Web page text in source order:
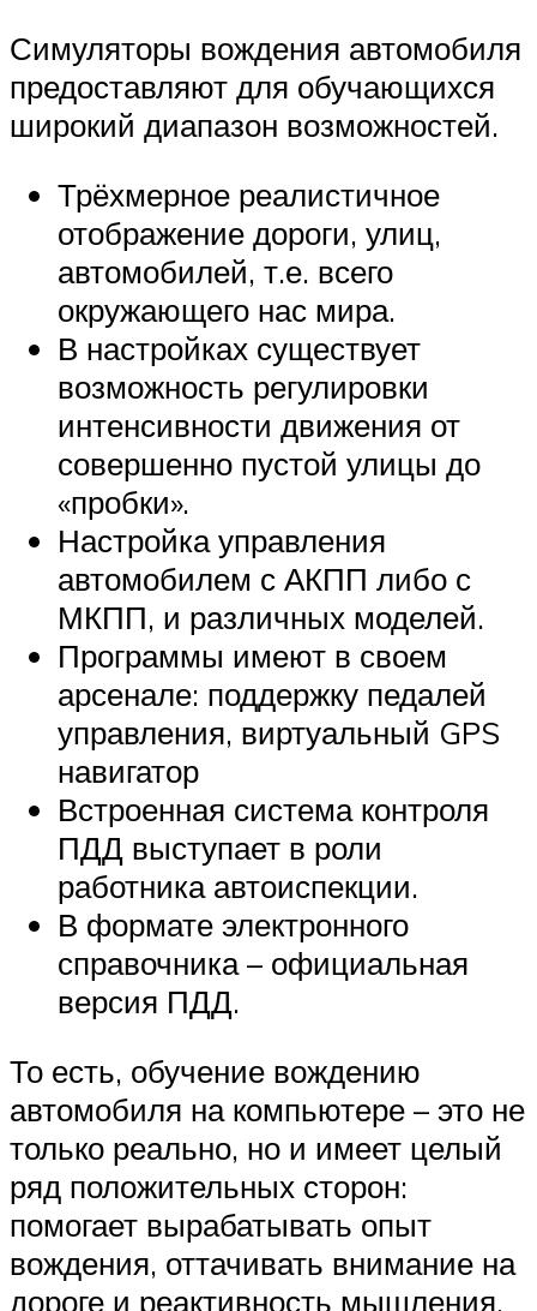
Симуляторы вождения автомобиля
предоставляют для обучающихся
широкий диапазон возможностей.
Трёхмерное реалистичное
отображение дороги, улиц,
автомобилей, т.е. всего
окружающего нас мира.
В настройках существует
возможность регулировки
интенсивности движения от
совершенно пустой улицы до
«пробки».
Настройка управления
автомобилем с АКПП либо с
МКПП, и различных моделей.
Программы имеют в своем
арсенале: поддержку педалей
управления, виртуальный GPS
навигатор
Встроенная система контроля
ПДД выступает в роли
работника автоиспекции.
В формате электронного
справочника – официальная
версия ПДД.
То есть, обучение вождению
автомобиля на компьютере – это не
только реально, но и имеет целый
ряд положительных сторон:
помогает вырабатывать опыт
вождения, оттачивать внимание на
дороге и реактивность мышления.